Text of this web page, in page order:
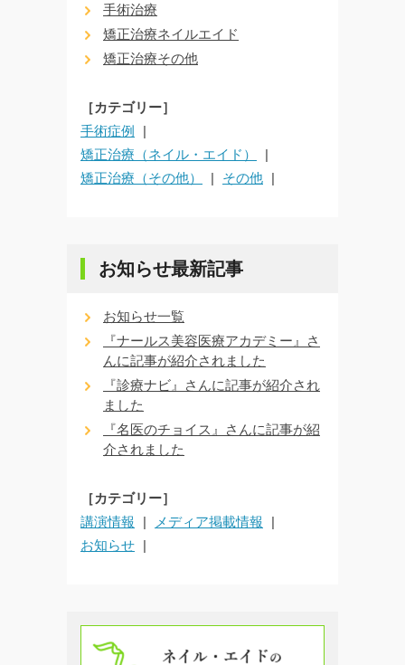
手術治療
矯正治療ネイルエイド
矯正治療その他
［カテゴリー］
手術症例
矯正治療（ネイル・エイド）
矯正治療（その他）
その他
お知らせ最新記事
お知らせ一覧
『ナールス美容医療アカデミー』さ
んに記事が紹介されました
『診療ナビ』さんに記事が紹介され
ました
『名医のチョイス』さんに記事が紹
介されました
［カテゴリー］
講演情報
メディア掲載情報
お知らせ